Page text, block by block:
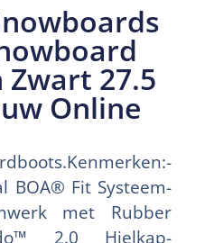
Zwart 27.5
Online
BOA® Fit Systeem-
met Rubber
2.0 Hielkap-